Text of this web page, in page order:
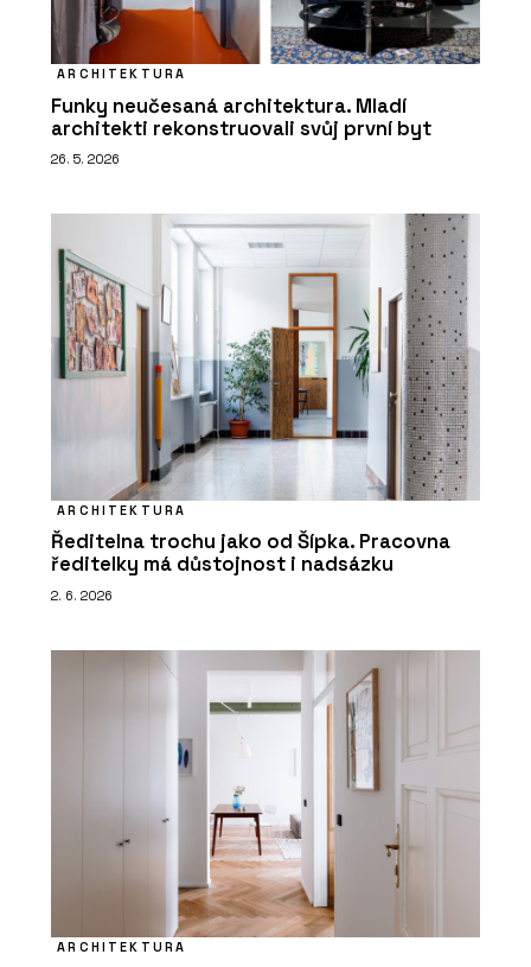
ARCHITEKTURA
Funky neučesaná architektura. Mladí
architekti rekonstruovali svůj první byt
26. 5. 2026
ARCHITEKTURA
Ředitelna trochu jako od Šípka. Pracovna
ředitelky má důstojnost i nadsázku
2. 6. 2026
ARCHITEKTURA